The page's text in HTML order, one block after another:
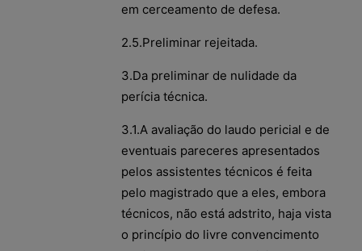
em cerceamento de defesa.
2.5.Preliminar rejeitada.
3.Da preliminar de nulidade da
perícia técnica.
3.1.A avaliação do laudo pericial e de
eventuais pareceres apresentados
pelos assistentes técnicos é feita
pelo magistrado que a eles, embora
técnicos, não está adstrito, haja vista
o princípio do livre convencimento